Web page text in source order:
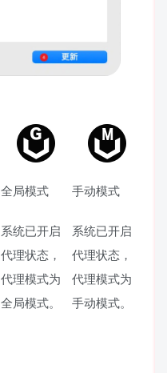
全局模式
系统已开启
代理状态，
代理模式为
全局模式。
手动模式
系统已开启
代理状态，
代理模式为
手动模式。